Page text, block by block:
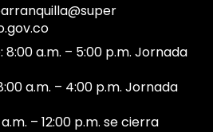
8:00 a.m. – 5:00 p.m. Jornada
a.m. – 4:00 p.m. Jornada
– 12:00 p.m. se cierra